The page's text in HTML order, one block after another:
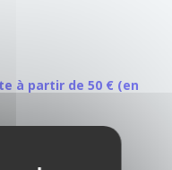
à partir de 50 € (en